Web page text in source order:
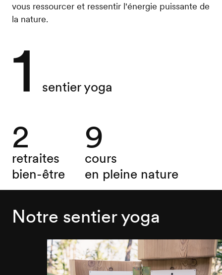
vous ressourcer et ressentir l'énergie puissante de
la nature.
1 sentier yoga
2
retraites
bien-être
9
cours
en pleine nature
Notre sentier yoga